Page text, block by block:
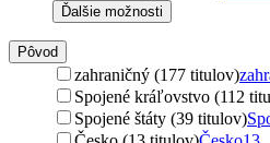
Ďalšie možnosti
Pôvod
zahraničný (177 titulov)
Spojené kráľovstvo (112
Spojené štáty (39 titulov)